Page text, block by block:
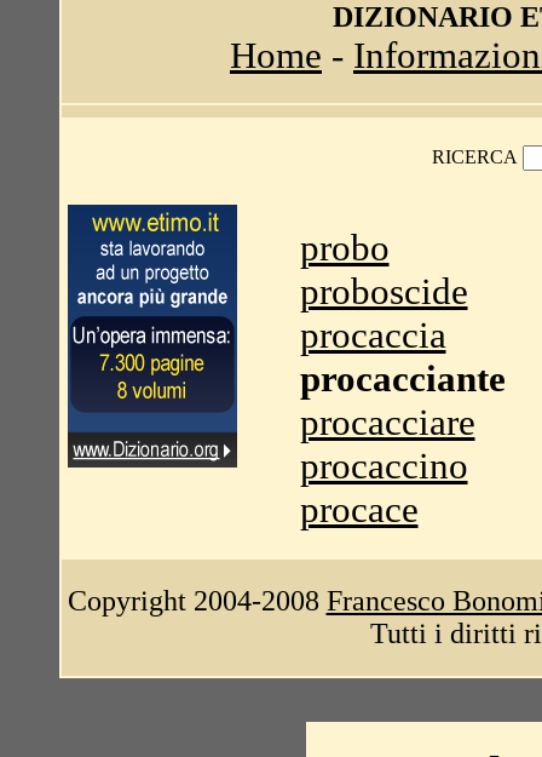
DIZIONARIO
Home -
RICERCA
probo
proboscide
procaccia
procacciante
procacciare
procaccino
procace
Copyright 2004-2008 Francesco
Tutti i diritti